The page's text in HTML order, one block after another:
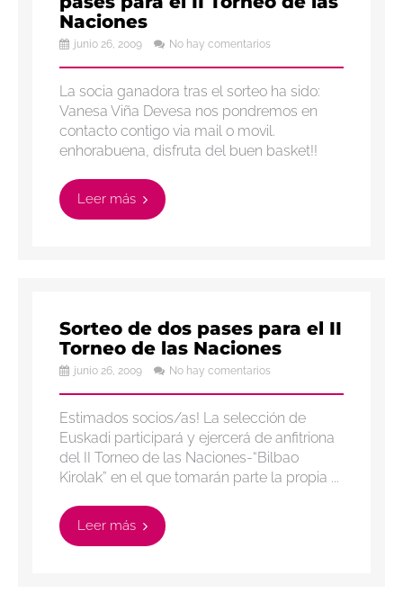
Naciones
junio 26, 2009 No hay comentarios
La socia ganadora tras el sorteo ha sido:
Vanesa Viña Devesa nos pondremos en
contacto contigo via mail o movil.
enhorabuena, disfruta del buen basket!!
Leer más
Sorteo de dos pases para el II
Torneo de las Naciones
junio 26, 2009 No hay comentarios
Estimados socios/as! La selección de
Euskadi participará y ejercerá de anfitriona
del II Torneo de las Naciones-“Bilbao
Kirolak” en el que tomarán parte la propia ...
Leer más